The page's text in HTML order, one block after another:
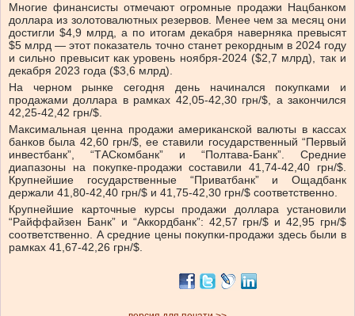
Многие финансисты отмечают огромные продажи Нацбанком
доллара из золотовалютных резервов. Менее чем за месяц они
достигли $4,9 млрд, а по итогам декабря наверняка превысят
$5 млрд — этот показатель точно станет рекордным в 2024 году
и сильно превысит как уровень ноября-2024 ($2,7 млрд), так и
декабря 2023 года ($3,6 млрд).
На черном рынке сегодня день начинался покупками и
продажами доллара в рамках 42,05-42,30 грн/$, а закончился
42,25-42,42 грн/$.
Максимальная ценна продажи американской валюты в кассах
банков была 42,60 грн/$, ее ставили государственный “Первый
инвестбанк”, “ТАСкомбанк” и “Полтава-Банк”. Средние
диапазоны на покупке-продажи составили 41,74-42,40 грн/$.
Крупнейшие государственные “Приватбанк” и Ощадбанк
держали 41,80-42,40 грн/$ и 41,75-42,30 грн/$ соответственно.
Крупнейшие карточные курсы продажи доллара установили
“Райффайзен Банк” и “Аккордбанк”: 42,57 грн/$ и 42,95 грн/$
соответственно. А средние цены покупки-продажи здесь были в
рамках 41,67-42,26 грн/$.